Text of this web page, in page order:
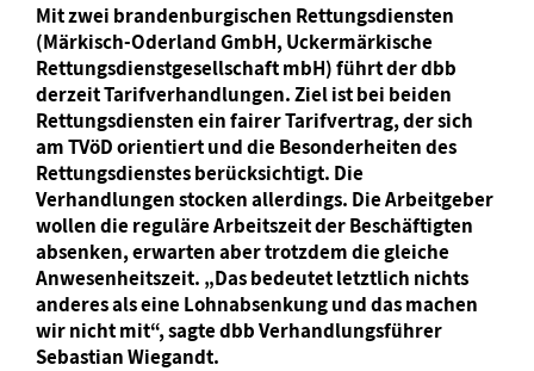
Mit zwei brandenburgischen Rettungsdiensten
(Märkisch-Oderland GmbH, Uckermärkische
Rettungsdienstgesellschaft mbH) führt der dbb
derzeit Tarifverhandlungen. Ziel ist bei beiden
Rettungsdiensten ein fairer Tarifvertrag, der sich
am TVöD orientiert und die Besonderheiten des
Rettungsdienstes berücksichtigt. Die
Verhandlungen stocken allerdings. Die Arbeitgeber
wollen die reguläre Arbeitszeit der Beschäftigten
absenken, erwarten aber trotzdem die gleiche
Anwesenheitszeit. „Das bedeutet letztlich nichts
anderes als eine Lohnabsenkung und das machen
wir nicht mit“, sagte dbb Verhandlungsführer
Sebastian Wiegandt.